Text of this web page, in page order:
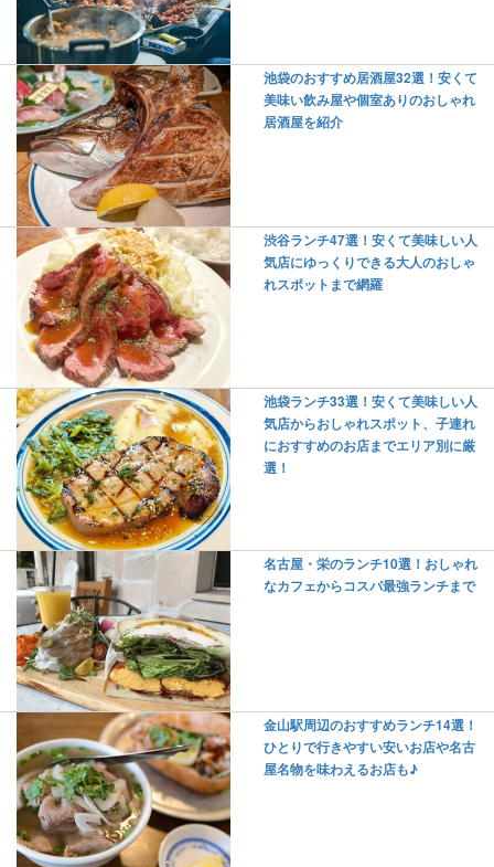
池袋のおすすめ居酒屋32選！安くて
美味い飲み屋や個室ありのおしゃれ
居酒屋を紹介
渋谷ランチ47選！安くて美味しい人
気店にゆっくりできる大人のおしゃ
れスポットまで網羅
池袋ランチ33選！安くて美味しい人
気店からおしゃれスポット、子連れ
におすすめのお店までエリア別に厳
選！
名古屋・栄のランチ10選！おしゃれ
なカフェからコスパ最強ランチまで
金山駅周辺のおすすめランチ14選！
ひとりで行きやすい安いお店や名古
屋名物を味わえるお店も♪